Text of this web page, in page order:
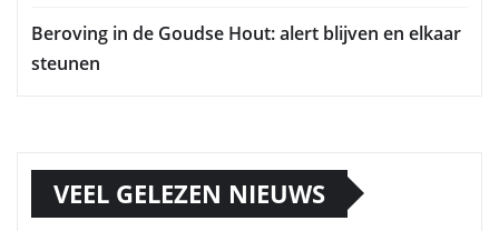
Beroving in de Goudse Hout: alert blijven en elkaar
steunen
VEEL GELEZEN NIEUWS